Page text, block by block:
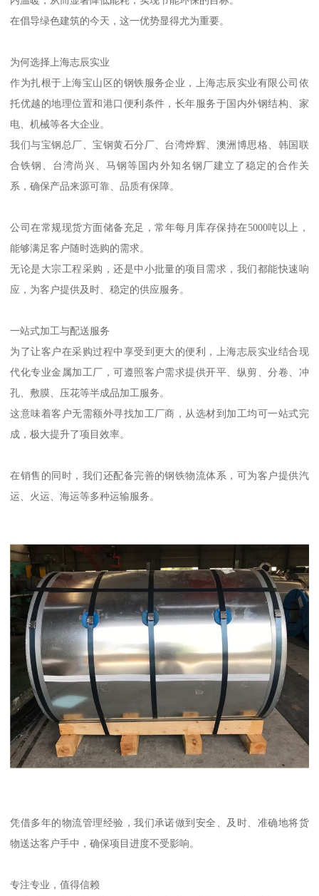
在倡导绿色建筑的今天，这一优势显得尤为重要。
为何选择上海志辰实业
作为扎根于上海宝山区的钢铁服务企业，上海志辰实业有限公司依
托优越的地理位置和港口便利条件，长年服务于国内外钢结构、家
电、机械等各大企业。
我们与宝钢总厂、宝钢黄石分厂、台湾烨辉、澳洲博思格、韩国联
合铁钢、台湾尚兴、马钢等国内外知名钢厂建立了稳定的合作关
系，确保产品来源可靠、品质有保障。
公司在常规现货方面储备充足，常年每月库存保持在5000吨以上，
能够满足客户随时选购的需求。
无论是大宗工程采购，还是中小批量的项目需求，我们都能快速响
应，为客户提供及时、稳定的供应服务。
一站式加工与配送服务
为了让客户在采购过程中享受到更大的便利，上海志辰实业结合现
代化专业金属加工厂，可遵照客户需求提供开平、纵剪、分卷、冲
孔、敷膜、压花等半成品加工服务。
这意味着客户无需额外寻找加工厂商，从选材到加工均可一站式完
成，极大提升了项目效率。
在销售的同时，我们还配备完善的钢铁物流体系，可为客户提供汽
运、火运、海运等多种运输服务。
凭借多年的物流管理经验，我们承诺做到安全、及时、准确地将货
物送达客户手中，确保项目进度不受影响。
专注专业，值得信赖